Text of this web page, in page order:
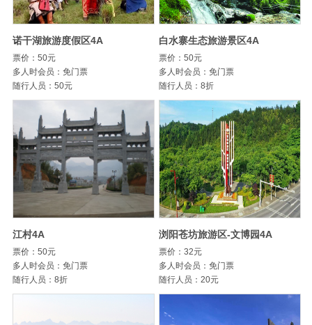
诺干湖旅游度假区4A
票价：50元
多人时会员：免门票
随行人员：50元
白水寨生态旅游景区4A
票价：50元
多人时会员：免门票
随行人员：8折
江村4A
票价：50元
多人时会员：免门票
随行人员：8折
浏阳苍坊旅游区-文博园4A
票价：32元
多人时会员：免门票
随行人员：20元